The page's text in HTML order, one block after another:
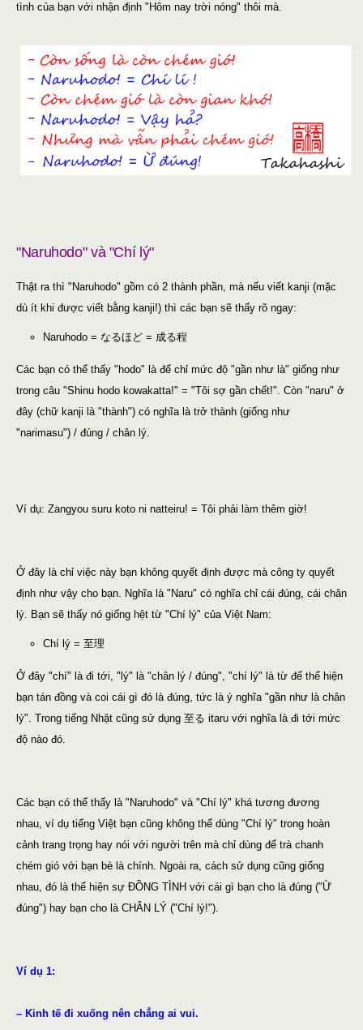
tình của bạn với nhận định "Hôm nay trời nóng" thôi mà.
"Naruhodo" và "Chí lý"
Thật ra thì "Naruhodo" gồm có 2 thành phần, mà nếu viết kanji (mặc
dù ít khi được viết bằng kanji!) thì các bạn sẽ thấy rõ ngay:
Naruhodo = なるほど = 成る程
Các bạn có thể thấy "hodo" là để chỉ mức độ "gần như là" giống như
trong câu "Shinu hodo kowakatta!" = "Tôi sợ gần chết!". Còn "naru" ở
đây (chữ kanji là "thành") có nghĩa là trở thành (giống như
"narimasu") / đúng / chân lý.
Ví dụ: Zangyou suru koto ni natteiru! = Tôi phải làm thêm giờ!
Ở đây là chỉ việc này bạn không quyết định được mà công ty quyết
định như vậy cho bạn. Nghĩa là "Naru" có nghĩa chỉ cái đúng, cái chân
lý. Bạn sẽ thấy nó giống hệt từ "Chí lý" của Việt Nam:
Chí lý = 至理
Ở đây "chí" là đi tới, "lý" là "chân lý / đúng", "chí lý" là từ để thể hiện
bạn tán đồng và coi cái gì đó là đúng, tức là ý nghĩa "gần như là chân
lý". Trong tiếng Nhật cũng sử dụng 至る itaru với nghĩa là đi tới mức
độ nào đó.
Các bạn có thể thấy là "Naruhodo" và "Chí lý" khá tương đương
nhau, ví dụ tiếng Việt bạn cũng không thể dùng "Chí lý" trong hoàn
cảnh trang trọng hay nói với người trên mà chỉ dùng để trà chanh
chém gió với bạn bè là chính. Ngoài ra, cách sử dụng cũng giống
nhau, đó là thể hiện sự ĐỒNG TÌNH với cái gì bạn cho là đúng ("Ừ
đúng") hay bạn cho là CHÂN LÝ ("Chí lý!").
Ví dụ 1:
– Kinh tế đi xuống nên chẳng ai vui.